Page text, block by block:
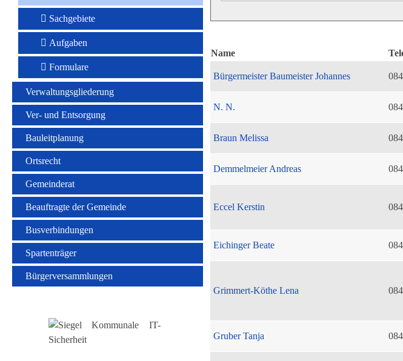
Sachgebiete
Aufgaben
Formulare
Verwaltungsgliederung
Ver- und Entsorgung
Bauleitplanung
Ortsrecht
Gemeinderat
Beauftragte der Gemeinde
Busverbindungen
Spartenträger
Bürgerversammlungen
Name
Bürgermeister Baumeister Johannes
N. N.
Braun Melissa
Demmelmeier Andreas
Eccel Kerstin
Eichinger Beate
Grimmert-Köthe Lena
Gruber Tanja